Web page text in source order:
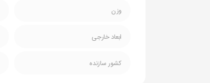
وزن
ابعاد خارجی
کشور سازنده